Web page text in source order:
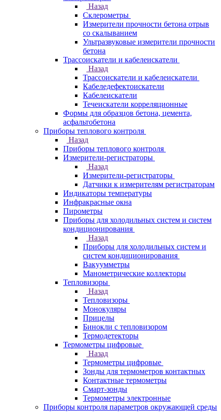
Назад
Склерометры
Измерители прочности бетона отрыв
со скалыванием
Ультразвуковые измерители прочности
бетона
Трассоискатели и кабелеискатели
Назад
Трассоискатели и кабелеискатели
Кабеледефектоискатели
Кабелеискатели
Течеискатели корреляционные
Формы для образцов бетона, цемента,
асфальтобетона
Приборы теплового контроля
Назад
Приборы теплового контроля
Измерители-регистраторы
Назад
Измерители-регистраторы
Датчики к измерителям регистраторам
Индикаторы температуры
Инфракрасные окна
Пирометры
Приборы для холодильных систем и систем
кондиционирования
Назад
Приборы для холодильных систем и
систем кондиционирования
Вакуумметры
Манометрические коллекторы
Тепловизоры
Назад
Тепловизоры
Монокуляры
Прицелы
Бинокли с тепловизором
Термодетекторы
Термометры цифровые
Назад
Термометры цифровые
Зонды для термометров контактных
Контактные термометры
Смарт-зонды
Термометры электронные
Приборы контроля параметров окружающей среды